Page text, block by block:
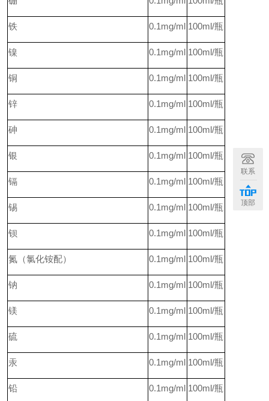
铁 0.1mg/ml 100ml/瓶
镍 0.1mg/ml 100ml/瓶
铜 0.1mg/ml 100ml/瓶
锌 0.1mg/ml 100ml/瓶
砷 0.1mg/ml 100ml/瓶
银 0.1mg/ml 100ml/瓶
镉 0.1mg/ml 100ml/瓶
锡 0.1mg/ml 100ml/瓶
钡 0.1mg/ml 100ml/瓶
氮（氯化铵配） 0.1mg/ml 100ml/瓶
钠 0.1mg/ml 100ml/瓶
镁 0.1mg/ml 100ml/瓶
硫 0.1mg/ml 100ml/瓶
汞 0.1mg/ml 100ml/瓶
铅 0.1mg/ml 100ml/瓶
联系
顶部